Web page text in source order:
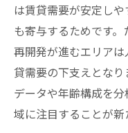
は賃貸需要が安定し
も寄与するためです
再開発が進むエリア
貸需要の下支えとな
データや年齢構成を
域に注目することが新